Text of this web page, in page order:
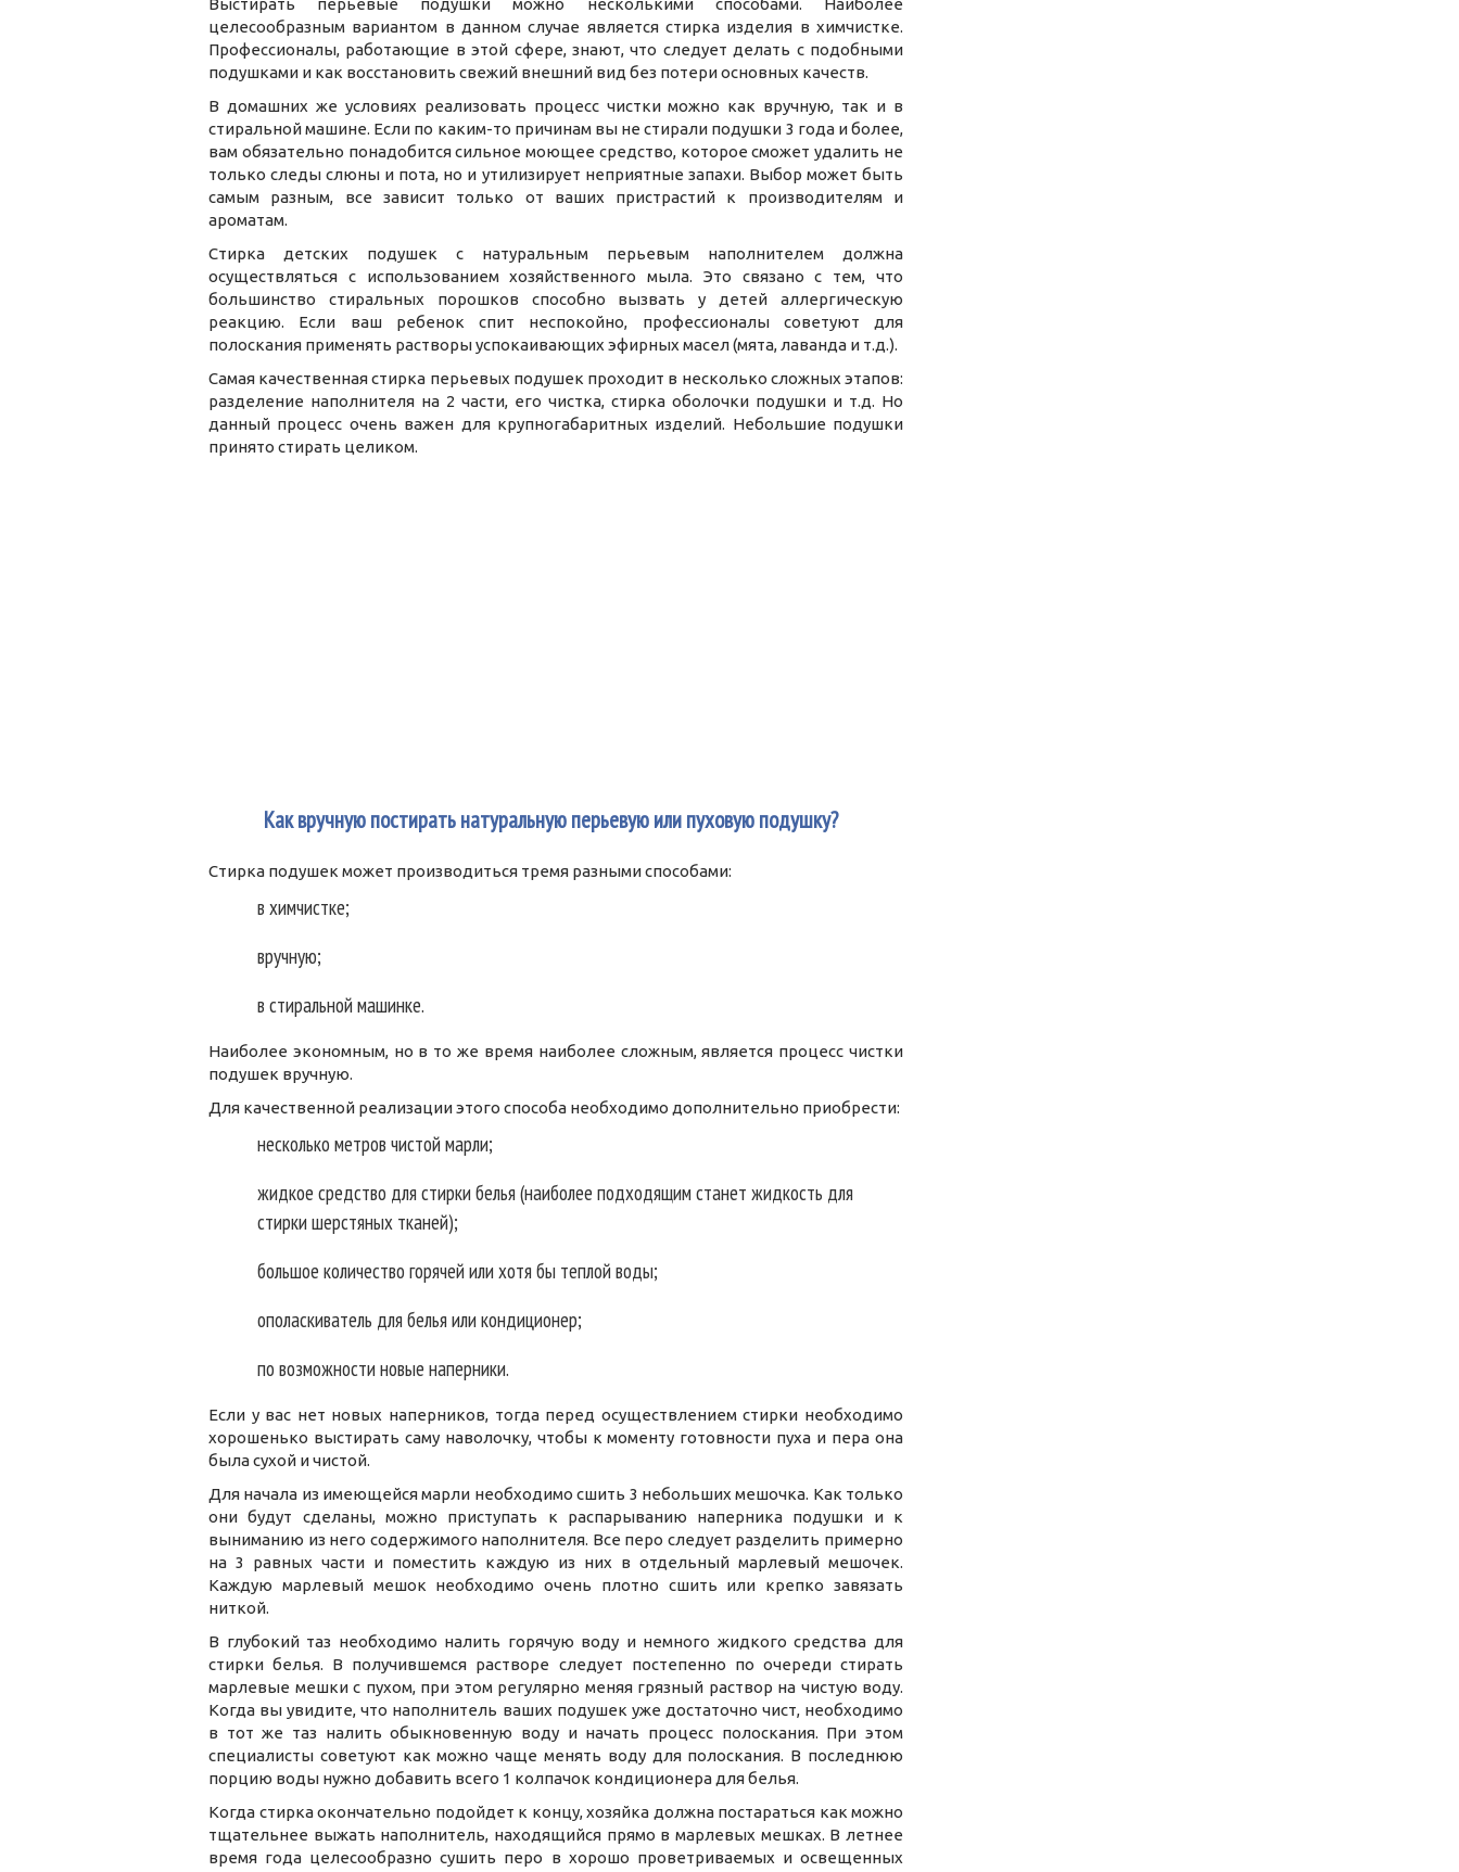
Выстирать перьевые подушки можно несколькими способами. Наиболее
целесообразным вариантом в данном случае является стирка изделия в химчистке.
Профессионалы, работающие в этой сфере, знают, что следует делать с подобными
подушками и как восстановить свежий внешний вид без потери основных качеств.
В домашних же условиях реализовать процесс чистки можно как вручную, так и в
стиральной машине. Если по каким-то причинам вы не стирали подушки 3 года и более,
вам обязательно понадобится сильное моющее средство, которое сможет удалить не
только следы слюны и пота, но и утилизирует неприятные запахи. Выбор может быть
самым разным, все зависит только от ваших пристрастий к производителям и
ароматам.
Стирка детских подушек с натуральным перьевым наполнителем должна
осуществляться с использованием хозяйственного мыла. Это связано с тем, что
большинство стиральных порошков способно вызвать у детей аллергическую
реакцию. Если ваш ребенок спит неспокойно, профессионалы советуют для
полоскания применять растворы успокаивающих эфирных масел (мята, лаванда и т.д.).
Самая качественная стирка перьевых подушек проходит в несколько сложных этапов:
разделение наполнителя на 2 части, его чистка, стирка оболочки подушки и т.д. Но
данный процесс очень важен для крупногабаритных изделий. Небольшие подушки
принято стирать целиком.
Как вручную постирать натуральную перьевую или пуховую подушку?
Стирка подушек может производиться тремя разными способами:
в химчистке;
вручную;
в стиральной машинке.
Наиболее экономным, но в то же время наиболее сложным, является процесс чистки
подушек вручную.
Для качественной реализации этого способа необходимо дополнительно приобрести:
несколько метров чистой марли;
жидкое средство для стирки белья (наиболее подходящим станет жидкость для
стирки шерстяных тканей);
большое количество горячей или хотя бы теплой воды;
ополаскиватель для белья или кондиционер;
по возможности новые наперники.
Если у вас нет новых наперников, тогда перед осуществлением стирки необходимо
хорошенько выстирать саму наволочку, чтобы к моменту готовности пуха и пера она
была сухой и чистой.
Для начала из имеющейся марли необходимо сшить 3 небольших мешочка. Как только
они будут сделаны, можно приступать к распарыванию наперника подушки и к
выниманию из него содержимого наполнителя. Все перо следует разделить примерно
на 3 равных части и поместить каждую из них в отдельный марлевый мешочек.
Каждую марлевый мешок необходимо очень плотно сшить или крепко завязать
ниткой.
В глубокий таз необходимо налить горячую воду и немного жидкого средства для
стирки белья. В получившемся растворе следует постепенно по очереди стирать
марлевые мешки с пухом, при этом регулярно меняя грязный раствор на чистую воду.
Когда вы увидите, что наполнитель ваших подушек уже достаточно чист, необходимо
в тот же таз налить обыкновенную воду и начать процесс полоскания. При этом
специалисты советуют как можно чаще менять воду для полоскания. В последнюю
порцию воды нужно добавить всего 1 колпачок кондиционера для белья.
Когда стирка окончательно подойдет к концу, хозяйка должна постараться как можно
тщательнее выжать наполнитель, находящийся прямо в марлевых мешках. В летнее
время года целесообразно сушить перо в хорошо проветриваемых и освещенных